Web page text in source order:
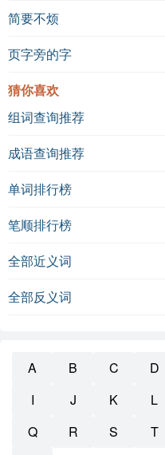
简要不烦
页字旁的字
猜你喜欢
组词查询推荐
成语查询推荐
单词排行榜
笔顺排行榜
全部近义词
全部反义词
A B C D
I
J K L
Q
R S T